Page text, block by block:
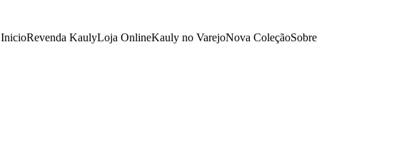
InicioRevenda KaulyLoja OnlineKauly no VarejoNova ColeçãoSobre